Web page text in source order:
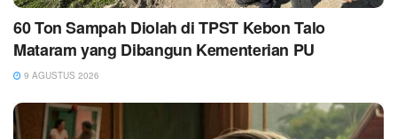
60 Ton Sampah Diolah di TPST Kebon Talo
Mataram yang Dibangun Kementerian PU
9 AGUSTUS 2026